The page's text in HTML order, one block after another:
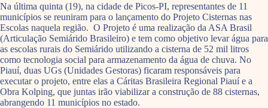
Na última quinta (19), na cidade de Picos-PI, representantes de 11
municípios se reuniram para o lançamento do Projeto Cisternas nas
Escolas naquela região. O Projeto é uma realização da ASA Brasil
(Articulação Semiárido Brasileiro) e tem como objetivo levar água para
as escolas rurais do Semiárido utilizando a cisterna de 52 mil litros
como tecnologia social para armazenamento da água de chuva. No
Piauí, duas UGs (Unidades Gestoras) ficaram responsáveis para
executar o projeto, entre elas a Cáritas Brasileira Regional Piauí e a
Obra Kolping, que juntas irão viabilizar a construção de 88 cisternas,
abrangendo 11 municípios no estado.